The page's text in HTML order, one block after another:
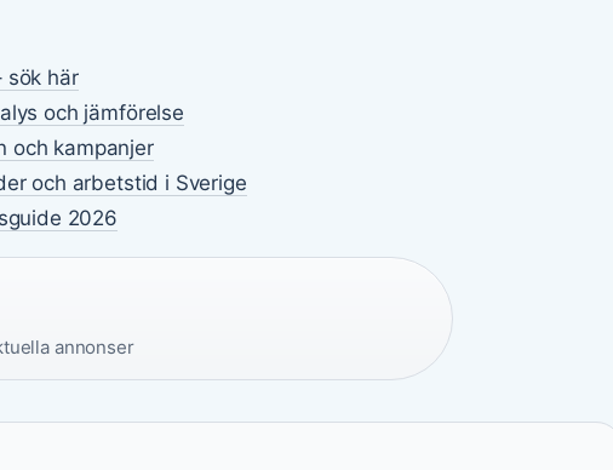
sök här
och jämförelse
och kampanjer
och arbetstid i Sverige
2026
annonser